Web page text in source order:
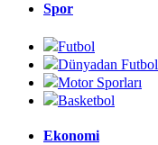
Spor
Futbol
Dünyadan Futbol
Motor Sporları
Basketbol
Ekonomi